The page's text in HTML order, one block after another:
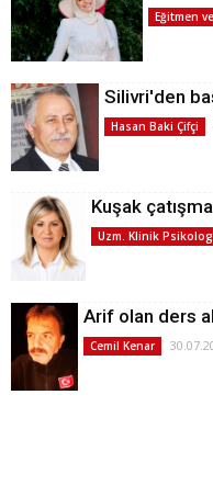
Eğitmen
Silivri'den
Hasan Baki Çifçi
Kuşak
Uzm. Klinik
Arif olan ders
Cemil Kenar